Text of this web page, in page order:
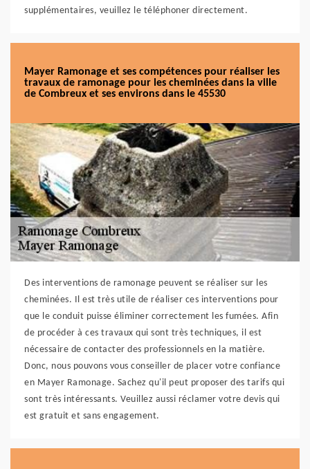
supplémentaires, veuillez le téléphoner directement.
Mayer Ramonage et ses compétences pour réaliser les
travaux de ramonage pour les cheminées dans la ville
de Combreux et ses environs dans le 45530
Des interventions de ramonage peuvent se réaliser sur les
cheminées. Il est très utile de réaliser ces interventions pour
que le conduit puisse éliminer correctement les fumées. Afin
de procéder à ces travaux qui sont très techniques, il est
nécessaire de contacter des professionnels en la matière.
Donc, nous pouvons vous conseiller de placer votre confiance
en Mayer Ramonage. Sachez qu'il peut proposer des tarifs qui
sont très intéressants. Veuillez aussi réclamer votre devis qui
est gratuit et sans engagement.